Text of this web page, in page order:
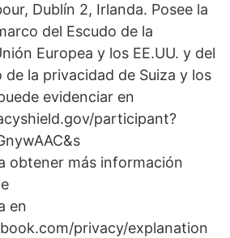
Dublín 2, Irlanda. Posee la
del Escudo de la
Europea y los EE.UU. y del
de la privacidad de Suiza y los
evidenciar en
participant?
obtener más información
en
privacy/explanation